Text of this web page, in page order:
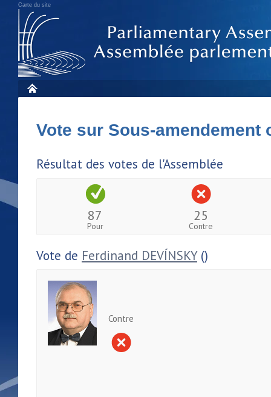
Carte du site
Vote sur Sous-amendement
Résultat des votes de l'Assemblée
87
Pour
25
Contre
Vote de Ferdinand DEVÍNSKY()
Contre